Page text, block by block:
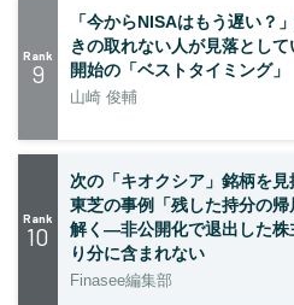
Rank
9
「今からNISAはもう遅い？
きの取れない人が見落とし
開始の「ベストタイミング」
山崎 俊輔
Rank
10
次の「キオクシア」銘柄を見
東芝の事例「残した持分の帰
解く—非公開化で退出した株
り分に含まれない
Finasee編集部